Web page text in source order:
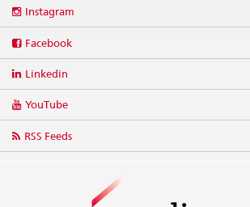
media
Instagram
Facebook
Linkedin
YouTube
RSS Feeds